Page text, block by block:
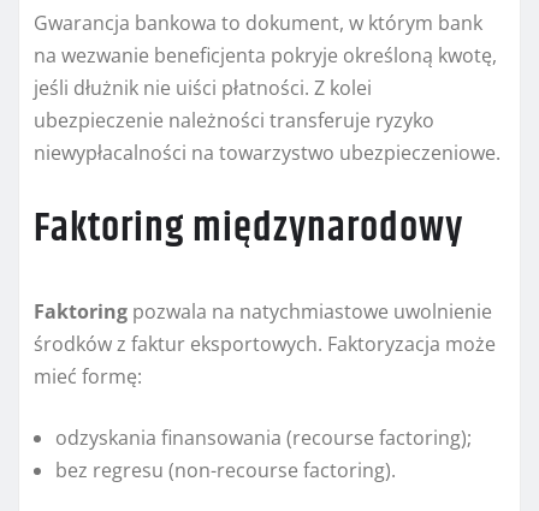
Gwarancja bankowa to dokument, w którym bank
na wezwanie beneficjenta pokryje określoną kwotę,
jeśli dłużnik nie uiści płatności. Z kolei
ubezpieczenie należności transferuje ryzyko
niewypłacalności na towarzystwo ubezpieczeniowe.
Faktoring międzynarodowy
Faktoring pozwala na natychmiastowe uwolnienie
środków z faktur eksportowych. Faktoryzacja może
mieć formę:
odzyskania finansowania (recourse factoring);
bez regresu (non-recourse factoring).